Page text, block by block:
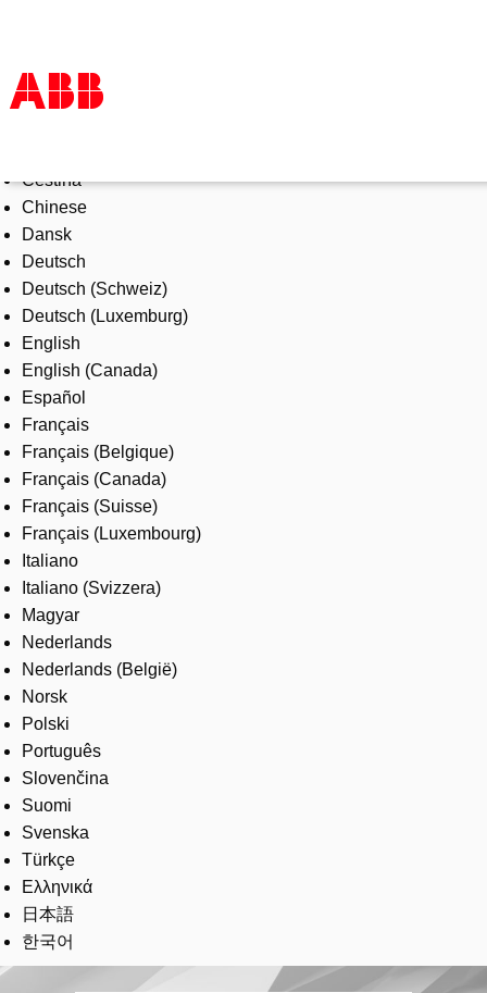
Products & Solutions
Industries
Services
About us
Where to buy
Contact us
Careers
Čeština
Chinese
Dansk
Deutsch
Deutsch (Schweiz)
Deutsch (Luxemburg)
English
English (Canada)
Español
Français
Français (Belgique)
Français (Canada)
Français (Suisse)
Français (Luxembourg)
Italiano
Italiano (Svizzera)
Magyar
Nederlands
Nederlands (België)
Norsk
Polski
Português
Slovenčina
Suomi
Svenska
Türkçe
Ελληνικά
日本語
한국어